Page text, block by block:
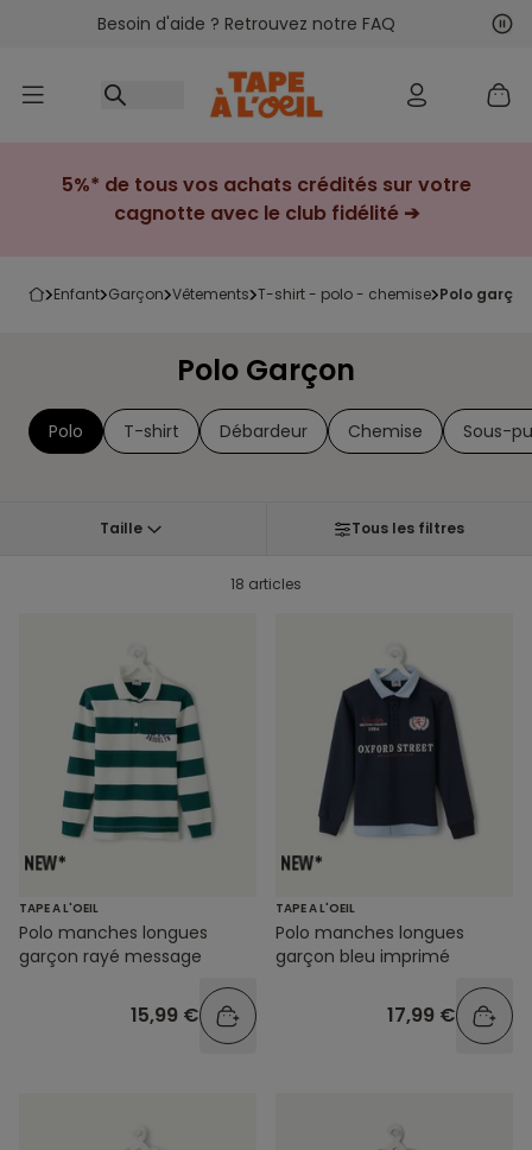
Accéder au contenu
Besoin d'aide ? Retrouvez notre FAQ
5%* de tous vos achats crédités sur votre
cagnotte avec le club fidélité ➔
enfant garçon vêtements t-shirt - polo - chemise polo garçon
Polo Garçon
Polo T-shirt Débardeur Chemise Sous-
Taille Tous les filtres
18 articles
TAPE A L'OEIL
Polo manches longues
garçon rayé message
15,99 €
TAPE A L'OEIL
Polo manches longues
garçon bleu imprimé
17,99 €